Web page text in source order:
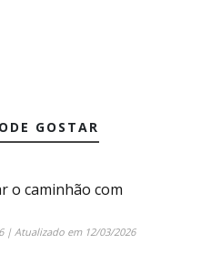
GOSTAR
o caminhão com
| Atualizado em 12/03/2026